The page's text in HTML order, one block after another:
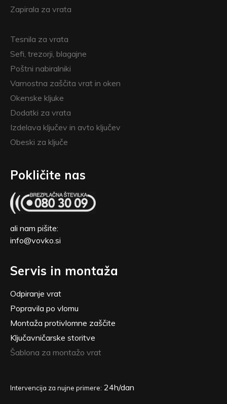
Zapirala za vrata
Tesnila za vrata
Sefi, trezorji, blagajne
Poštni nabiralniki
Varnostna zaščita vrat in oken
Okenske kljuke
Dodatki za vrata
Izdelava ključev in avto ključev
Obeski za ključe
Pokličite nas
ali nam pišite:
info@vovko.si
Servis in montaža
Odpiranje vrat
Popravila po vlomu
Montaža protivlomne zaščite
Ključavničarske storitve
Šablona za montažo vrat
Intervencija za nujne primere: 24h/dan